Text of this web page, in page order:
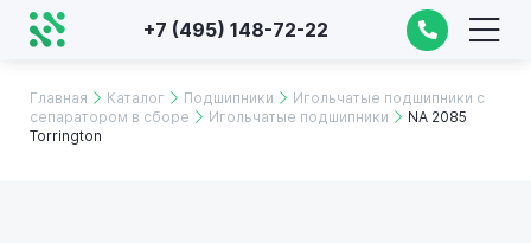
+7 (495) 148-72-22
Главная Каталог Подшипники
Игольчатые подшипники с
сепаратором в сборе
Игольчатые подшипники
NA 2085
Torrington